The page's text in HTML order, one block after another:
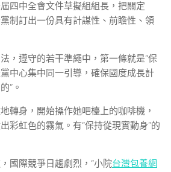
四中全會文件草擬組組長，把關定
制訂出一份具有計謀性、前瞻性、領
，遵守的若干準繩中，第一條就是“保
中心集中同一引導，確保國度成長計
”。
轉身，開始操作她吧檯上的咖啡機，
彩虹色的霧氣。有“保持從現實動身”的
國際競爭日趨劇烈，“小院台灣包養網